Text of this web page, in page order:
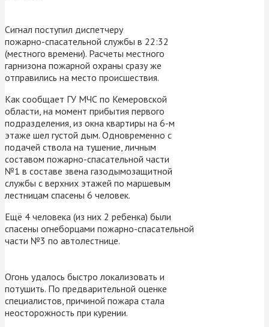
Сигнал поступил диспетчеру
пожарно-спасательной службы в 22:32
(местного времени). Расчеты местного
гарнизона пожарной охраны сразу же
отправились на место происшествия.
Как сообщает ГУ МЧС по Кемеровской
области, на момент прибытия первого
подразделения, из окна квартиры на 6-м
этаже шел густой дым. Одновременно с
подачей ствола на тушение, личным
составом пожарно-спасательной части
№1 в составе звена газодымозащитной
службы с верхних этажей по маршевым
лестницам спасены 6 человек.
Ещё 4 человека (из них 2 ребенка) были
спасены огнеборцами пожарно-спасательной
части №3 по автолестнице.
Огонь удалось быстро локализовать и
потушить. По предварительной оценке
специалистов, причиной пожара стала
неосторожность при курении.